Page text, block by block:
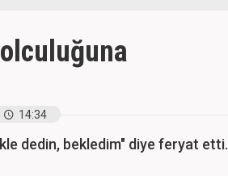
14:34
dedin, bekledim" diye feryat etti.